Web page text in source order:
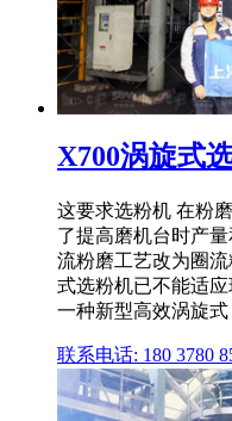
X700涡旋式
这要求选粉机 在粉
了提高磨机台时产
流粉磨工艺改为圈
式选粉机已不能适
一种新型高效涡旋式
联系电话: 180 3780